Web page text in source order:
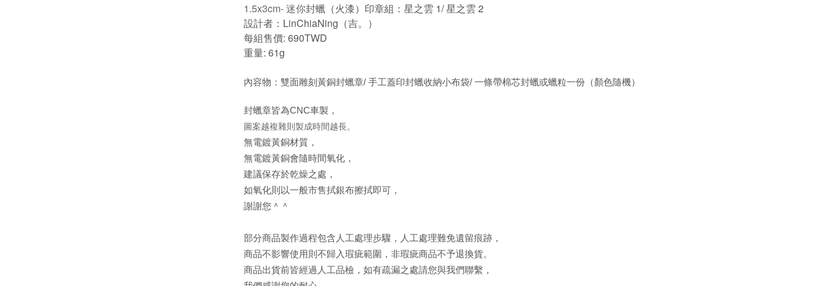
1.5x3cm- 迷你封蠟（火漆）印章組：星之雲 1/ 星之雲 2
設計者：LinChiaNing（吉。）
每組售價: 690TWD
重量: 61g
內容物：雙面雕刻黃銅封蠟章/ 手工蓋印封蠟收納小布袋/ 一條帶棉芯封蠟或蠟粒一份（顏色隨機）
封蠟章皆為CNC車製，
圖案越複雜則製成時間越長。
無電鍍黃銅材質，
無電鍍黃銅會隨時間氧化，
建議保存於乾燥之處，
如氧化則以一般市售拭銀布擦拭即可，
謝謝您＾＾
部分商品製作過程包含人工處理步驟，人工處理難免遺留痕跡，
商品不影響使用則不歸入瑕疵範圍，非瑕疵商品不予退換貨。
商品出貨前皆經過人工品檢，如有疏漏之處請您與我們聯繫，